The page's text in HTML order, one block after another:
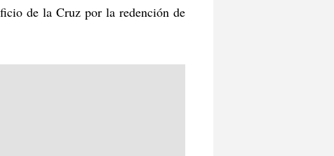
de la Cruz por la redención de